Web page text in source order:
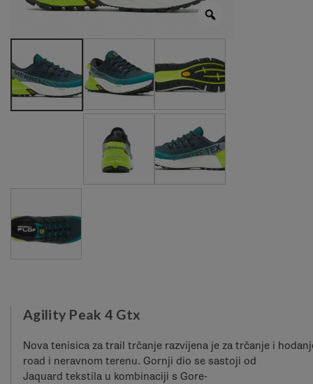
Agility Peak 4 Gtx
Nova tenisica za trail trčanje razvijena je za trčanje i
road i neravnom terenu. Gornji dio se sastoji od
Jaquard tekstila u kombinaciji s Gore-